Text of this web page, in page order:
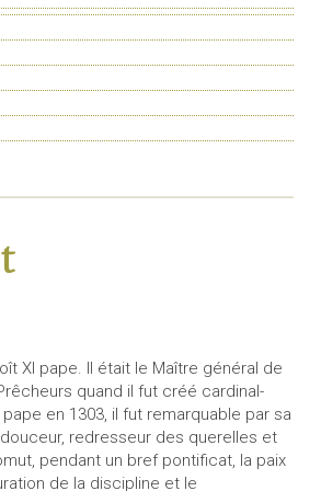
XI pape. Il était le Maître général de
quand il fut créé cardinal-
en 1303, il fut remarquable par sa
redresseur des querelles et
pendant un bref pontificat, la paix
de la discipline et le